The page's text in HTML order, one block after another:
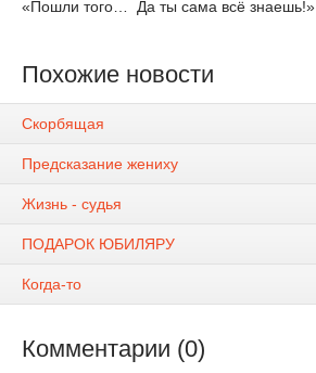
«Пошли того… Да ты сама всё знаешь!»
Похожие новости
Скорбящая
Предсказание жениху
Жизнь - судья
ПОДАРОК ЮБИЛЯРУ
Когда-то
Комментарии (0)